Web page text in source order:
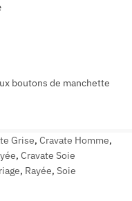
boutons de manchette
Grise, Cravate Homme,
, Cravate Soie
, Rayée, Soie